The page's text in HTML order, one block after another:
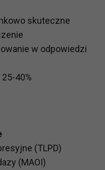
skuteczne
w odpowiedzi
40%
(TLPD)
(MAOI)